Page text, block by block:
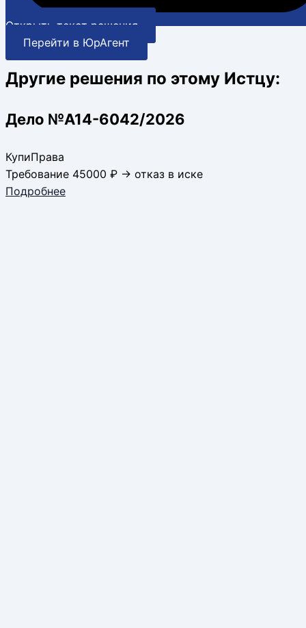
Открыть текст решения
Перейти в ЮрАгент
Другие решения по этому Истцу:
Дело №А14-6042/2026
КупиПрава
Требование 45000 ₽ → отказ в иске
Подробнее